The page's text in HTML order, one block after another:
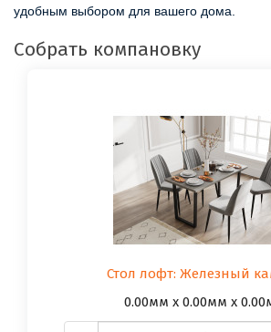
удобным выбором для вашего дома.
Собрать компановку
Стол лофт: Железный
0.00мм x 0.00мм x